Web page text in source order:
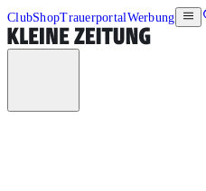
ClubShopTrauerportalWerbung